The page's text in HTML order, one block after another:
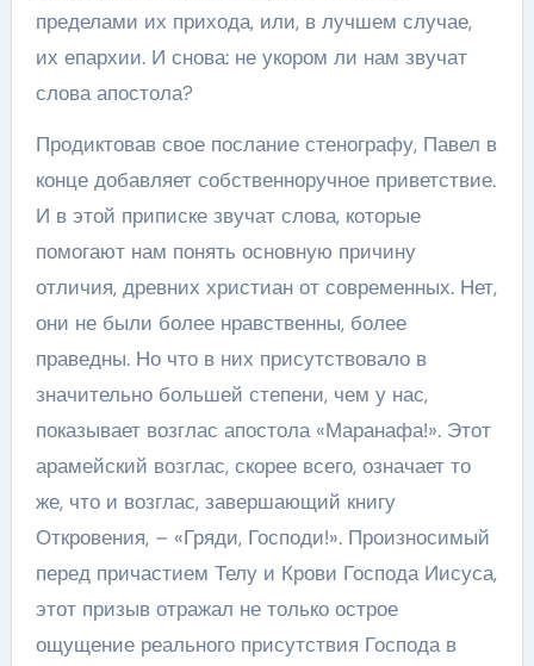
пределами их прихода, или, в лучшем случае,
их епархии. И снова: не укором ли нам звучат
слова апостола?
Продиктовав свое послание стенографу, Павел в
конце добавляет собственноручное приветствие.
И в этой приписке звучат слова, которые
помогают нам понять основную причину
отличия, древних христиан от современных. Нет,
они не были более нравственны, более
праведны. Но что в них присутствовало в
значительно большей степени, чем у нас,
показывает возглас апостола «Маранафа!». Этот
арамейский возглас, скорее всего, означает то
же, что и возглас, завершающий книгу
Откровения, – «Гряди, Господи!». Произносимый
перед причастием Телу и Крови Господа Иисуса,
этот призыв отражал не только острое
ощущение реального присутствия Господа в